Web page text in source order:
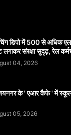
डिपो में 500 से अधिक
लगाकर संरक्षा सुदृढ़, रेल
04, 2026
के ' एआर कैफे ' में स्कूल
05, 2026